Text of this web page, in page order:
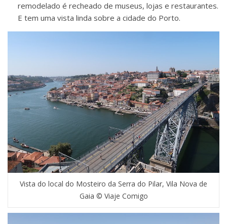
remodelado é recheado de museus, lojas e restaurantes.
E tem uma vista linda sobre a cidade do Porto.
Vista do local do Mosteiro da Serra do Pilar, Vila Nova de
Gaia © Viaje Comigo